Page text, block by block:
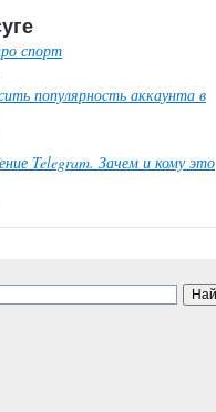
спорт
популярность аккаунта в
Telegram. Зачем и кому это